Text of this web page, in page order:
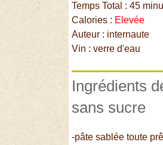
Temps Total : 45
Calories : Elevée
Auteur : internaute
Vin : verre d'eau
Ingrédients
sans sucre
-pâte sablée toute